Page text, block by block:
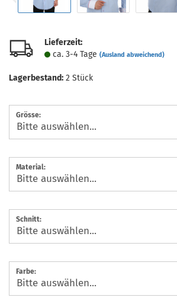
Lieferzeit:
ca. 3-4 Tage (Ausland abweichend)
Lagerbestand: 2 Stück
Grösse:
Material:
Schnitt:
Farbe: